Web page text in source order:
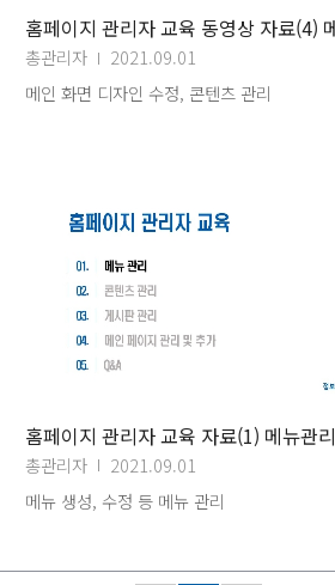
총관리자
2021.09.01
메인 화면 디자인 수정, 콘텐츠 관리
홈페이지 관리자 교육 자료(1) 메뉴관리
총관리자
2021.09.01
메뉴 생성, 수정 등 메뉴 관리